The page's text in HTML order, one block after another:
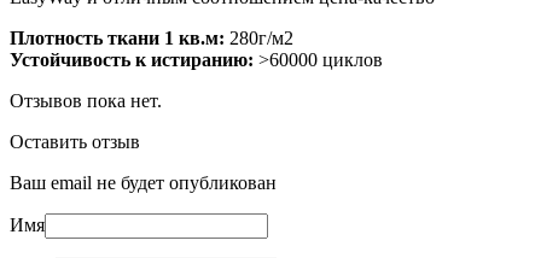
Плотность ткани 1 кв.м: 280г/м2
Устойчивость к истиранию: >60000 циклов
Отзывов пока нет.
Оставить отзыв
Ваш email не будет опубликован
Имя